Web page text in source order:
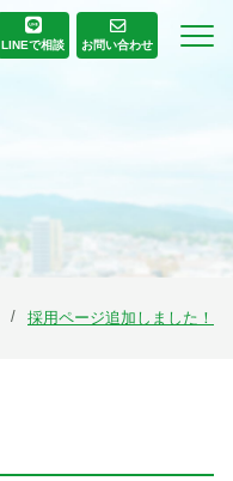
LINEで相談 お問い合わせ
採用ページ追加しました！